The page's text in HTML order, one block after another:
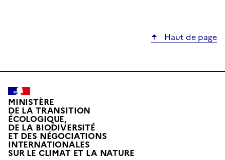
Haut de page
MINISTÈRE
DE LA TRANSITION
ÉCOLOGIQUE,
DE LA BIODIVERSITÉ
ET DES NÉGOCIATIONS
INTERNATIONALES
SUR LE CLIMAT ET LA NATUREL